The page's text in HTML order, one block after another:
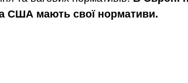
США мають свої нормативи.